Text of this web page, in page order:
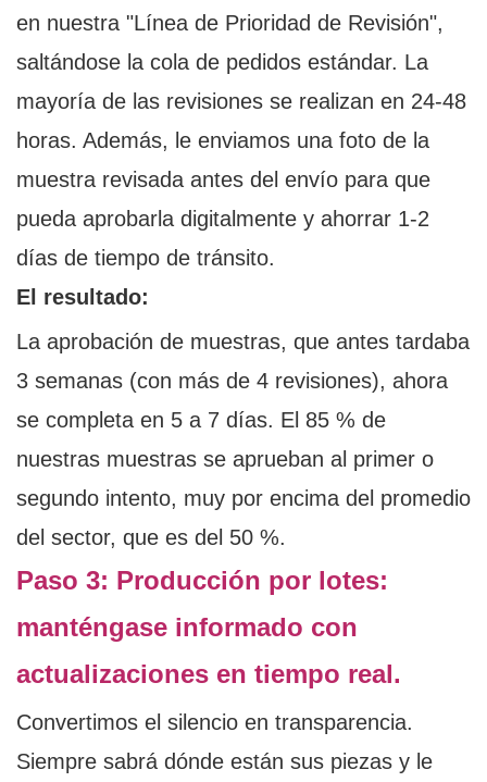
en nuestra "Línea de Prioridad de Revisión",
saltándose la cola de pedidos estándar. La
mayoría de las revisiones se realizan en 24-48
horas. Además, le enviamos una foto de la
muestra revisada antes del envío para que
pueda aprobarla digitalmente y ahorrar 1-2
días de tiempo de tránsito.
El resultado:
La aprobación de muestras, que antes tardaba
3 semanas (con más de 4 revisiones), ahora
se completa en 5 a 7 días. El 85 % de
nuestras muestras se aprueban al primer o
segundo intento, muy por encima del promedio
del sector, que es del 50 %.
Paso 3: Producción por lotes:
manténgase informado con
actualizaciones en tiempo real.
Convertimos el silencio en transparencia.
Siempre sabrá dónde están sus piezas y le